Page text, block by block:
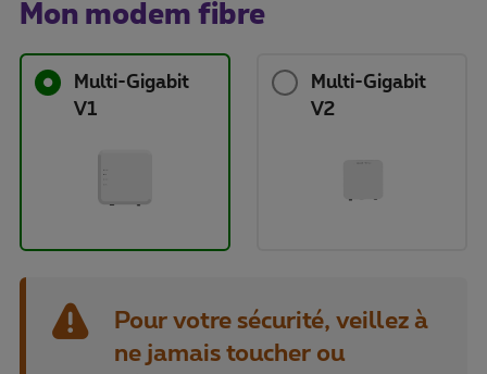
Mon modem fibre
Multi-Gigabit
V1
Multi-Gigabit
V2
Pour votre sécurité, veillez à
ne jamais toucher ou